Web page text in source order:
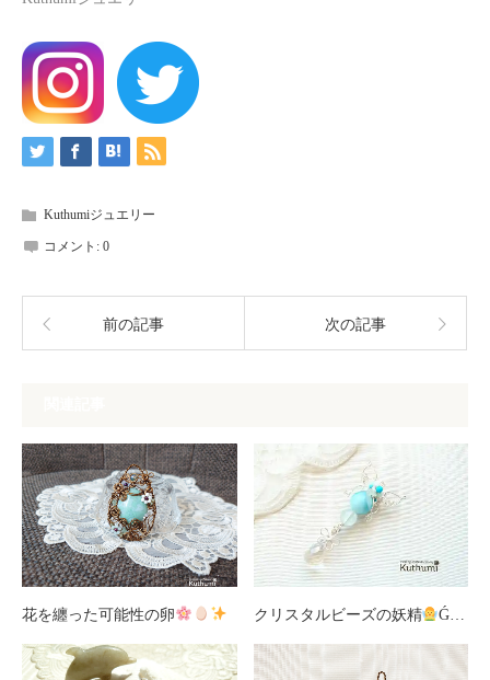
Kuthumiジュエリー
コメント: 0
前の記事 次の記事
花を纏った可能性の卵 クリスタルビーズの妖精 Ǵ…